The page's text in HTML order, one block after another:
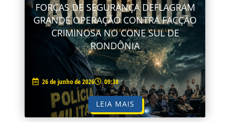
FORÇAS DE SEGURANÇA DEFLAGRAM
GRANDE OPERAÇÃO CONTRA FACÇÃO
CRIMINOSA NO CONE SUL DE
RONDÔNIA
26 de junho de 2026 09:38
LEIA MAIS